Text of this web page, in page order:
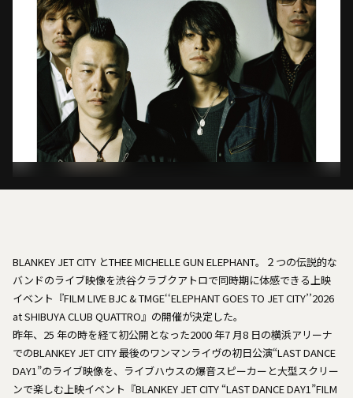
BLANKEY JET CITY とTHEE MICHELLE GUN ELEPHANT。２つの伝説的な
バンドのライブ映像を渋谷クラブクアトロで同時期に体感できる上映
イベント『FILM LIVE BJC & TMGE‘‘ELEPHANT GOES TO JET CITY’’2026
at SHIBUYA CLUB QUATTRO』の開催が決定した。
昨年、25 年の時を経て初公開となった2000 年7 月8 日の横浜アリーナ
でのBLANKEY JET CITY 最後のワンマンライヴの初日公演“LAST DANCE
DAY1”のライブ映像を、ライブハウスの爆音スピーカーと大型スクリー
ンで楽しむ上映イベント『BLANKEY JET CITY “LAST DANCE DAY1”FILM